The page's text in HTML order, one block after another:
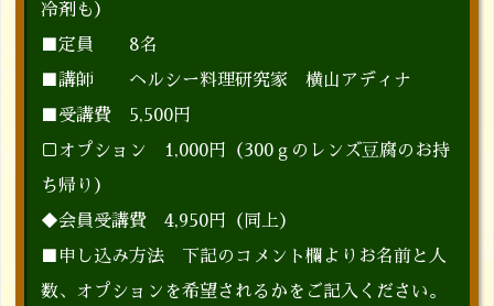
冷剤も）
■定員 8名
■講師 ヘルシー料理研究家 横山アディナ
■受講費 5,500円
▢オプション 1,000円（300ｇのレンズ豆腐のお持
ち帰り）
◆会員受講費 4,950円（同上）
■申し込み方法 下記のコメント欄よりお名前と人
数、オプションを希望されるかをご記入ください。